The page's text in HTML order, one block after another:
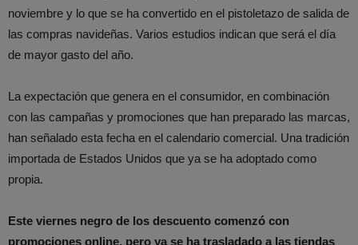
noviembre y lo que se ha convertido en el pistoletazo de salida de
las compras navideñas. Varios estudios indican que será el día
de mayor gasto del año.
La expectación que genera en el consumidor, en combinación
con las campañas y promociones que han preparado las marcas,
han señalado esta fecha en el calendario comercial. Una tradición
importada de Estados Unidos que ya se ha adoptado como
propia.
Este viernes negro de los descuento comenzó con
promociones online, pero ya se ha trasladado a las tiendas